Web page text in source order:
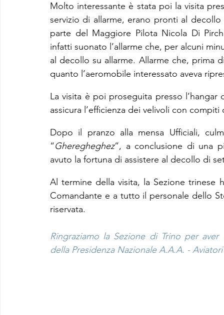
Molto interessante è stata poi la visita
servizio di allarme, erano pronti al
parte del Maggiore Pilota Nicola Di
infatti suonato l’allarme che, per alcuni
al decollo su allarme. Allarme che, prima
quanto l’aeromobile interessato aveva
La visita è poi proseguita presso
assicura l’efficienza dei velivoli con
Dopo il pranzo alla mensa Ufficiali,
“Gheregheghez”, a conclusione di una
avuto la fortuna di assistere al decollo di
Al termine della visita, la Sezione trinese
Comandante e a tutto il personale dello
riservata.
Ringraziamo la Sezione di Trino per
della Presidenza Nazionale A.A.A. - Aviatori